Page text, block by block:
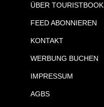
ÜBER TOURISTBOOK
FEED ABONNIEREN
KONTAKT
WERBUNG BUCHEN
IMPRESSUM
AGBS